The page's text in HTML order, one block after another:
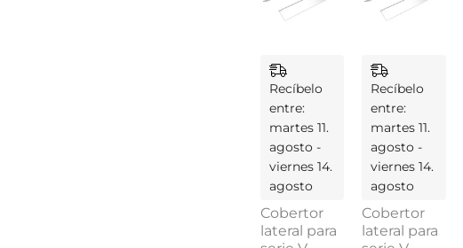
Recíbelo
entre:
martes 11.
agosto -
viernes 14.
agosto
Cobertor
lateral para
Recíbelo
entre:
martes 11.
agosto -
viernes 14.
agosto
Cobertor
lateral para